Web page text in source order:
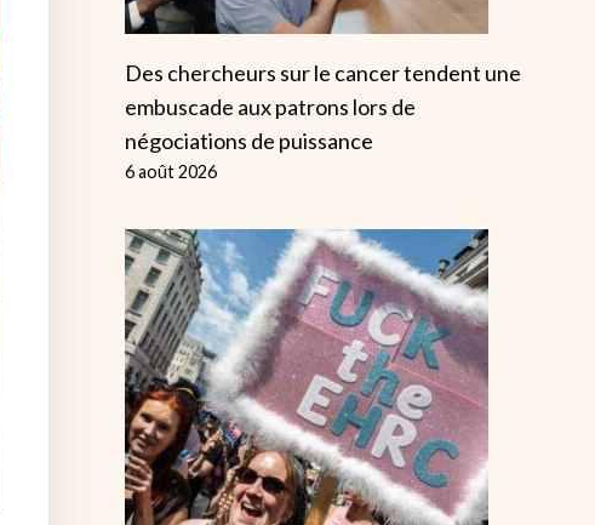
Des chercheurs sur le cancer tendent une
embuscade aux patrons lors de
négociations de puissance
6 août 2026